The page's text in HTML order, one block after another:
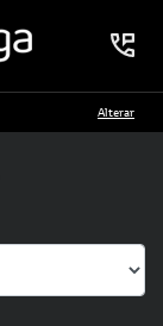
Alterar